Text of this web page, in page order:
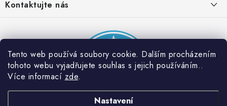
Tento web používá soubory cookie. Dalším procházením
tohoto webu vyjadřujete souhlas s jejich používáním..
Více informací zde.
Nastavení
Provizní systém
Partner stránek: Super plecháček
Podmínky akce 2 + 1 zdarma
Kontaktujte nás